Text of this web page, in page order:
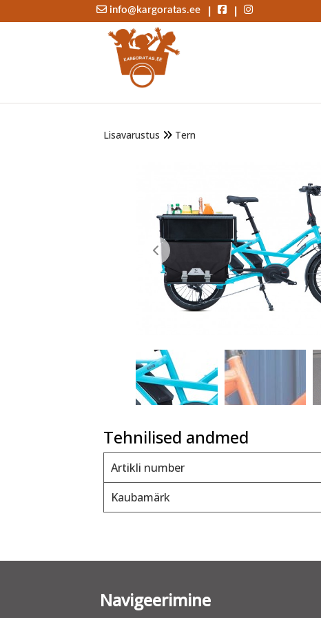
info@kargoratas.ee | |
Lisavarustus Tern
Tehnilised andmed
Artikli number
Kaubamärk
Navigeerimine